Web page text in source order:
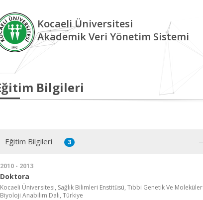
Kocaeli Üniversitesi
Akademik Veri Yönetim Sistemi
Bilgileri
Eğitim Bilgileri 3
2010 - 2013
Doktora
Kocaeli Üniversitesi, Sağlık Bilimleri Enstitüsü, Tıbbi Genetik Ve Moleküler
Biyoloji Anabilim Dalı, Türkiye